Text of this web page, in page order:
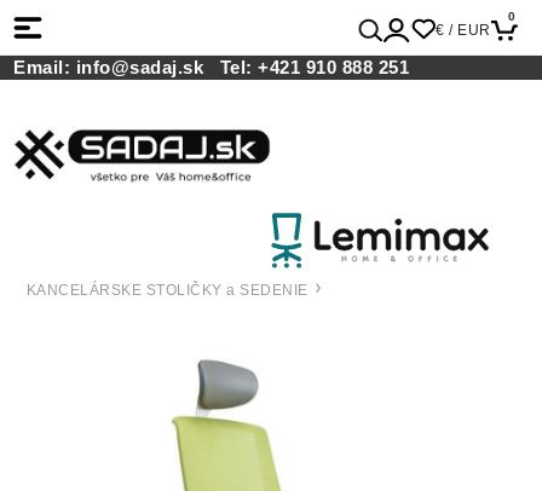
€ / EUR
0
Email: info@sadaj.sk Tel:+421 910 888 251
KANCELÁRSKE STOLIČKY a SEDENIE